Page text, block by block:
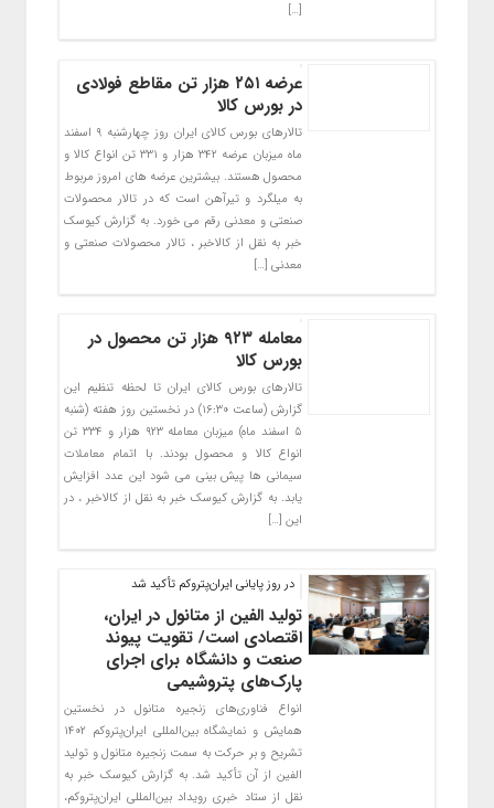
[…]
عرضه ۲۵۱ هزار تن مقاطع فولادی
در بورس کالا
تالارهای بورس کالای ایران روز چهارشنبه ۹ اسفند
ماه میزبان عرضه ۳۴۲ هزار و ۳۳۱ تن انواع کالا و
محصول هستند. بیشترین عرضه های امروز مربوط
به میلگرد و تیرآهن است که در تالار محصولات
صنعتی و معدنی رقم می خورد. به گزارش کیوسک
خبر به نقل از کالاخبر ، تالار محصولات صنعتی و
معدنی […]
معامله ۹۲۳ هزار تن محصول در
بورس کالا
تالارهای بورس کالای ایران تا لحظه تنظیم این
گزارش (ساعت ۱۶:۳۰) در نخستین روز هفته (شنبه
۵ اسفند ماه) میزبان معامله ۹۲۳ هزار و ۳۳۴ تن
انواع کالا و محصول بودند. با اتمام معاملات
سیمانی ها پیش بینی می شود این عدد افزایش
یابد. به گزارش کیوسک خبر به نقل از کالاخبر ، در
این […]
در روز پایانی ایران‌پتروکم تأکید شد
تولید الفین از متانول در ایران،
اقتصادی است/ تقویت پیوند
صنعت و دانشگاه برای اجرای
پارک‌های پتروشیمی
انواع فناوری‌های زنجیره متانول در نخستین
همایش و نمایشگاه بین‌المللی ایران‌پتروکم ۱۴۰۲
تشریح و بر حرکت به سمت زنجیره متانول و تولید
الفین از آن تأکید شد. به گزارش کیوسک خبر به
نقل از ستاد خبری رویداد بین‌المللی ایران‌پتروکم،